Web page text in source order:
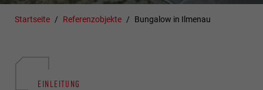
Startseite Referenzobjekte Bungalow in Ilmenau
EINLEITUNG